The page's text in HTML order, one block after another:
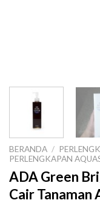
BERANDA /
PERLENGKAPAN
ADA Green
Cair Tanaman